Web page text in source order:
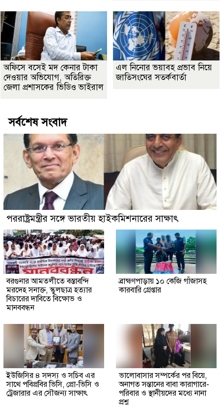
অফিসে বসেই মদ কেনার টাকা
দেওয়ার অভিযোগ, অতিরিক্ত
জেলা প্রশাসকের ভিডিও ভাইরাল
এল নিনোর ভয়াবহ প্রভাব নিয়ে
জাতিসংঘের সতর্কবার্তা
সর্বশেষ সংবাদ
পররাষ্ট্রমন্ত্রীর সঙ্গে ভারতীয় হাইকমিশনারের সাক্ষাৎ
বরগুনার আমতলীতে বস্তাবন্দি
মরদেহ সনাক্ত, স্কুলছাত্র হত্যার
বিচারের দাবিতে বিক্ষোভ ও
মানববন্ধন
​ব্রাহ্মণপাড়ায় ১০ কেজি গাঁজাসহ
কারবারি গ্রেপ্তার
ইউজিসির ৪ সদস্য ও সচিব এর
সাথে পবিপ্রবির ভিসি, প্রো-ভিসি ও
ট্রেজারার এর সৌজন্য সাক্ষাৎ
ভালোবাসার সম্পর্কের পর বিয়ে,
অনাগত সন্তানের বাবা কারাগারে-
পরিবার ও স্থানীয়দের মধ্যে নানা
প্রশ্ন